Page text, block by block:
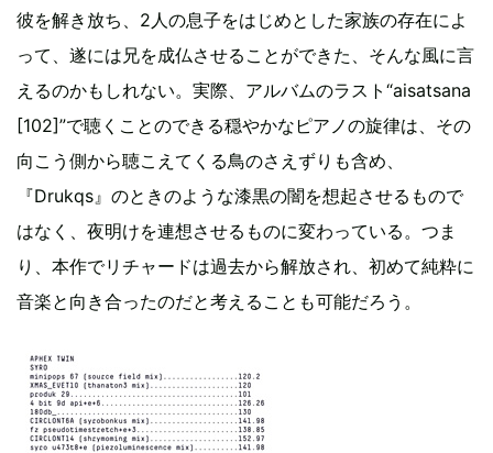
彼を解き放ち、2人の息子をはじめとした家族の存在によ
って、遂には兄を成仏させることができた、そんな風に言
えるのかもしれない。実際、アルバムのラスト“aisatsana
[102]”で聴くことのできる穏やかなピアノの旋律は、その
向こう側から聴こえてくる鳥のさえずりも含め、
『Drukqs』のときのような漆黒の闇を想起させるもので
はなく、夜明けを連想させるものに変わっている。つま
り、本作でリチャードは過去から解放され、初めて純粋に
音楽と向き合ったのだと考えることも可能だろう。